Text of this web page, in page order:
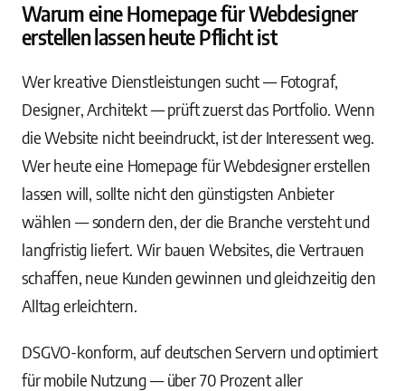
Warum eine Homepage für Webdesigner
erstellen lassen heute Pflicht ist
Wer kreative Dienstleistungen sucht — Fotograf,
Designer, Architekt — prüft zuerst das Portfolio. Wenn
die Website nicht beeindruckt, ist der Interessent weg.
Wer heute eine Homepage für Webdesigner erstellen
lassen will, sollte nicht den günstigsten Anbieter
wählen — sondern den, der die Branche versteht und
langfristig liefert. Wir bauen Websites, die Vertrauen
schaffen, neue Kunden gewinnen und gleichzeitig den
Alltag erleichtern.
DSGVO-konform, auf deutschen Servern und optimiert
für mobile Nutzung — über 70 Prozent aller